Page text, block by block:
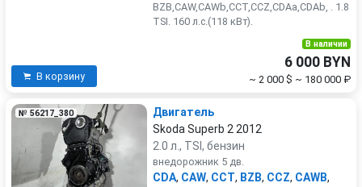
BZB,CAW,CAWb,CCT,CCZ,CDAa,CDAb, . 1.8
TSI. 160 л.с.(118 кВт).
В корзину
В наличии
6 000 BYN
~ 2 000 $ ~ 180 000 ₽
№ 56217_380
Двигатель
Skoda Superb 2 2012
2.0 л., TSI, бензин
внедорожник 5 дв.
CDA, CAW, CCT, BZB, CCZ, CAWB,